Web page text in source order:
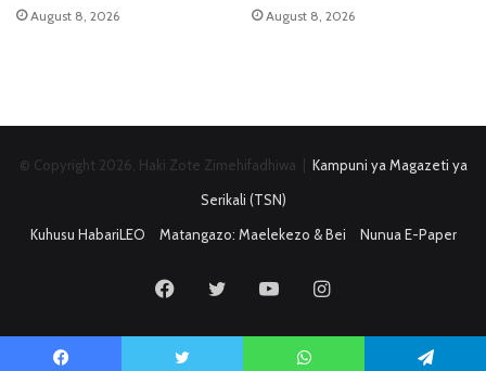
August 8, 2026
August 8, 2026
© Copyright 2026, Haki Zote Zimehifadhiwa | Kampuni ya Magazeti ya
Serikali (TSN)
Kuhusu HabariLEO
Matangazo: Maelekezo & Bei Nunua E-Paper
FacebookTwitter YouTubeInstagram